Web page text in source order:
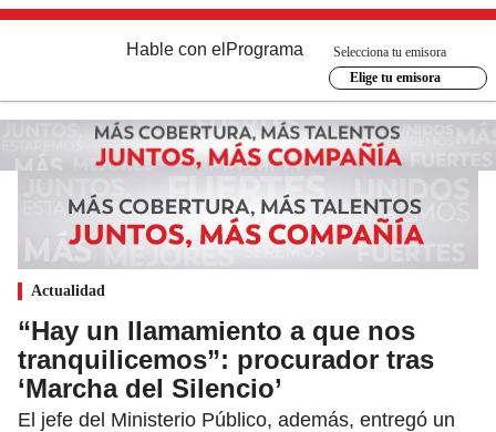
Hable con el Programa
Selecciona tu emisora
Elige tu emisora
Actualidad
“Hay un llamamiento a que nos
tranquilicemos”: procurador tras
‘Marcha del Silencio’
El jefe del Ministerio Público, además, entregó un